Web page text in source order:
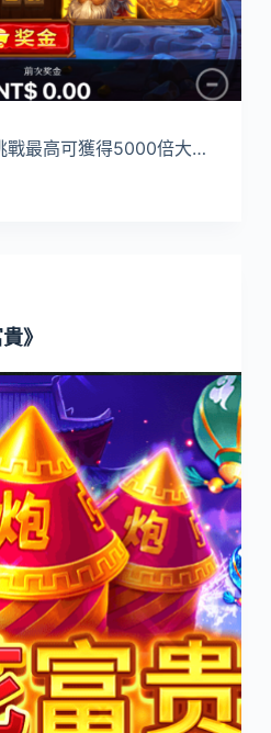
戰最高可獲得5000倍大…
》